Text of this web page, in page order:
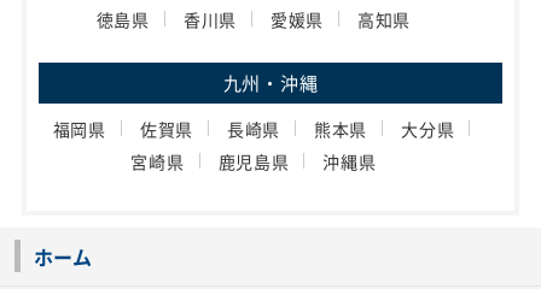
徳島県
香川県 愛媛県 高知県
九州・沖縄
福岡県 佐賀県 長崎県 熊本県
大分県
宮崎県
鹿児島県 沖縄県
ホーム